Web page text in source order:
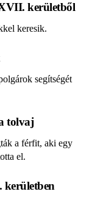
kerületből
keresik.
segítségét
tolvaj
a férfit, aki egy
el.
kerületben